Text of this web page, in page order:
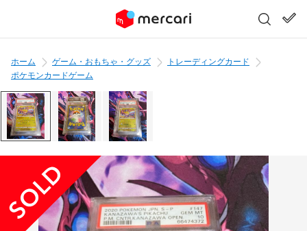
ホーム ゲーム・おもちゃ・グッズ
トレーディングカード
ポケモンカードゲーム